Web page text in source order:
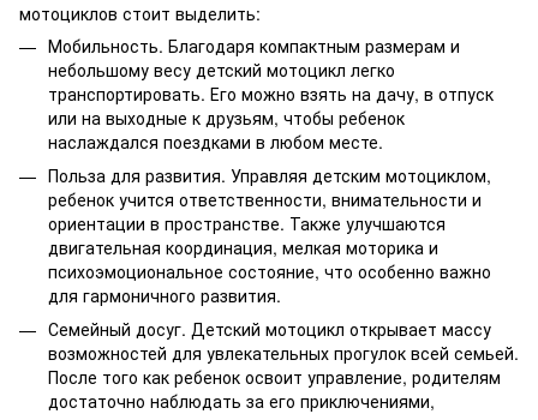
мотоциклов стоит выделить:
Мобильность. Благодаря компактным размерам и
небольшому весу детский мотоцикл легко
транспортировать. Его можно взять на дачу, в отпуск
или на выходные к друзьям, чтобы ребенок
наслаждался поездками в любом месте.
Польза для развития. Управляя детским мотоциклом,
ребенок учится ответственности, внимательности и
ориентации в пространстве. Также улучшаются
двигательная координация, мелкая моторика и
психоэмоциональное состояние, что особенно важно
для гармоничного развития.
Семейный досуг. Детский мотоцикл открывает массу
возможностей для увлекательных прогулок всей семьей.
После того как ребенок освоит управление, родителям
достаточно наблюдать за его приключениями,